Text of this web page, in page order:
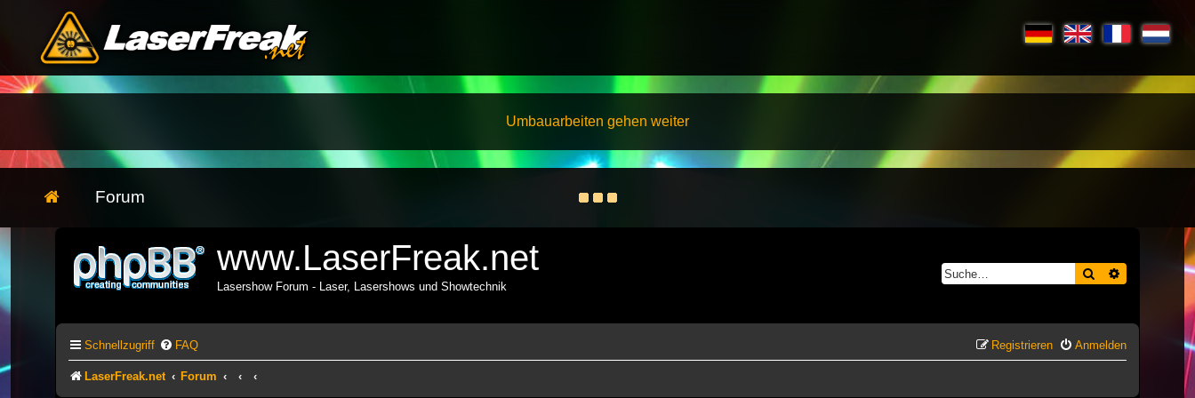
Umbauarbeiten gehen weiter
Forum
www.LaserFreak.net
Lasershow Forum - Laser, Lasershows und Showtechnik
Suche Erweiterte
Schnellzugriff FAQ Anmelden
Registrieren
LaserFreak.net Forum